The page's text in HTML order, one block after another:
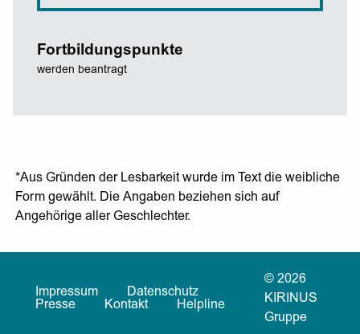
Fortbildungspunkte
werden beantragt
*Aus Gründen der Lesbarkeit wurde im Text die weibliche
Form gewählt. Die Angaben beziehen sich auf
Angehörige aller Geschlechter.
Impressum
Datenschutz
Presse
Kontakt Helpline
© 2026
KIRINUS
Gruppe